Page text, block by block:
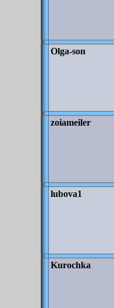
Olga-son
zoiameiler
lubova1
Kurochka